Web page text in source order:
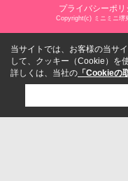
プライバシーポリ
Copyright(c) ミニミニ堺
当サイトでは、お客様の当サ
して、クッキー（Cookie）を
詳しくは、当社の 「Cookieの